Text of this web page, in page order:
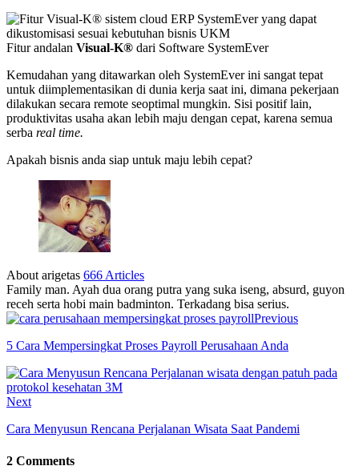
Fitur andalan Visual-K® dari Software SystemEver
Kemudahan yang ditawarkan oleh SystemEver ini sangat tepat
untuk diimplementasikan di dunia kerja saat ini, dimana pekerjaan
dilakukan secara remote seoptimal mungkin. Sisi positif lain,
produktivitas usaha akan lebih maju dengan cepat, karena semua
serba real time.
Apakah bisnis anda siap untuk maju lebih cepat?
About arigetas 666 Articles
Family man. Ayah dua orang putra yang suka iseng, absurd, guyon
receh serta hobi main badminton. Terkadang bisa serius.
Previous
5 Cara Mempersingkat Proses Payroll Perusahaan Anda
Next
Cara Menyusun Rencana Perjalanan Wisata Saat Pandemi
2 Comments